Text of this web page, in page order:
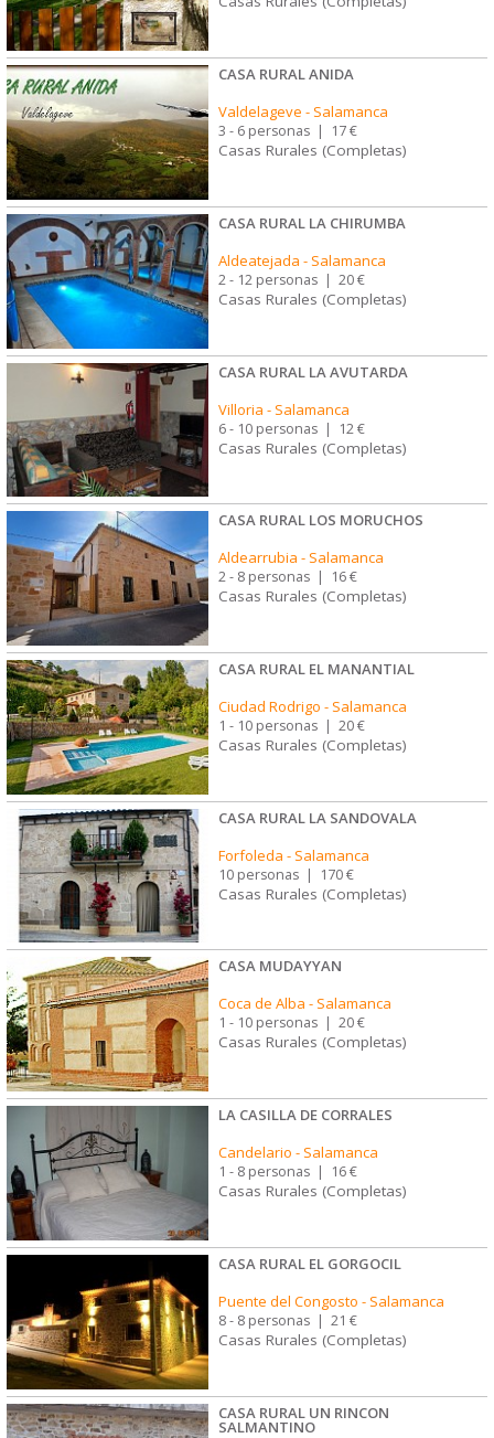
CASA RURAL ANIDA
Valdelageve - Salamanca
3 - 6 personas | 17 €
Casas Rurales (Completas)
CASA RURAL LA CHIRUMBA
Aldeatejada - Salamanca
2 - 12 personas | 20 €
Casas Rurales (Completas)
CASA RURAL LA AVUTARDA
Villoria - Salamanca
6 - 10 personas | 12 €
Casas Rurales (Completas)
CASA RURAL LOS MORUCHOS
Aldearrubia - Salamanca
2 - 8 personas | 16 €
Casas Rurales (Completas)
CASA RURAL EL MANANTIAL
Ciudad Rodrigo - Salamanca
1 - 10 personas | 20 €
Casas Rurales (Completas)
CASA RURAL LA SANDOVALA
Forfoleda - Salamanca
10 personas | 170 €
Casas Rurales (Completas)
CASA MUDAYYAN
Coca de Alba - Salamanca
1 - 10 personas 20 €
Casas Rurales (Completas)
LA CASILLA DE CORRALES
Candelario - Salamanca
1 - 8 personas | 16 €
Casas Rurales (Completas)
CASA RURAL EL GORGOCIL
Puente del Congosto - Salamanca
8 - 8 personas | 21 €
Casas Rurales (Completas)
CASA RURAL UN RINCON
SALMANTINO